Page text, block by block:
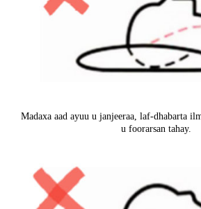
Madaxa aad ayuu u janjeeraa, laf-dhabarta
u foorarsan tahay.